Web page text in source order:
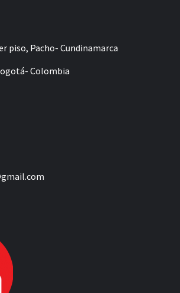
piso, Pacho- Cundinamarca
Colombia